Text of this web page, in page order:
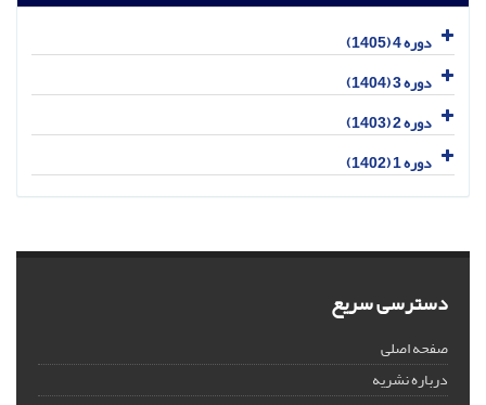
دوره 4 (1405)
دوره 3 (1404)
دوره 2 (1403)
دوره 1 (1402)
دسترسی سریع
صفحه اصلی
درباره نشریه